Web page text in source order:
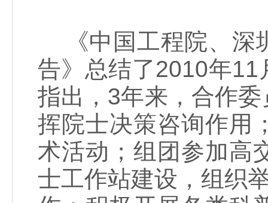
《中国工程院、深
告》总结了2010年
指出，3年来，合作
挥院士决策咨询作用
术活动；组团参加高
士工作站建设，组织